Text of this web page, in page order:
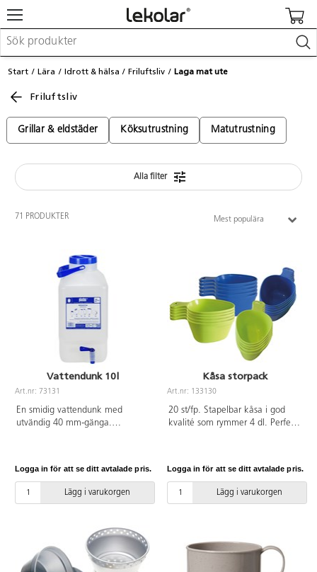
Möbler & inredning
Skapa
Lära
Barnvagnar & småbarnsartiklar
Kontakta Lekolar
Start Lära Idrott & hälsa Friluftsliv Laga mat ute
Friluftsliv
Grillar & eldstäder Köksutrustning Matutrustning
Alla filter
71 PRODUKTER Mest populära
Vattendunk 10l
Art.nr: 73131
En smidig vattendunk med
utvändig 40 mm-gänga.
Logga in för att se ditt avtalade pris.
Lägg i varukorgen
Kåsa storpack
Art.nr: 133130
20 st/fp. Stapelbar kåsa i god
kvalité som rymmer 4 dl. Perfekt
BPA-fri livsmedelsgodkänd HDPE.
Logga in för att se ditt avtalade pris.
Lägg i varukorgen